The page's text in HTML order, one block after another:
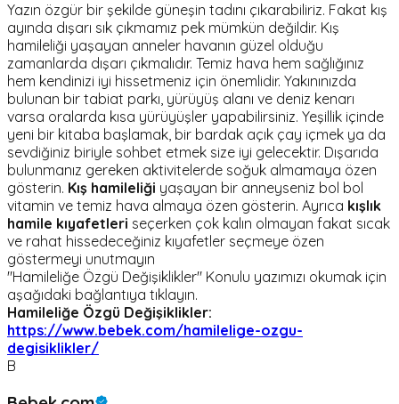
Yazın özgür bir şekilde güneşin tadını çıkarabiliriz. Fakat kış
ayında dışarı sık çıkmamız pek mümkün değildir. Kış
hamileliği yaşayan anneler havanın güzel olduğu
zamanlarda dışarı çıkmalıdır. Temiz hava hem sağlığınız
hem kendinizi iyi hissetmeniz için önemlidir. Yakınınızda
bulunan bir tabiat parkı, yürüyüş alanı ve deniz kenarı
varsa oralarda kısa yürüyüşler yapabilirsiniz. Yeşillik içinde
yeni bir kitaba başlamak, bir bardak açık çay içmek ya da
sevdiğiniz biriyle sohbet etmek size iyi gelecektir. Dışarıda
bulunmanız gereken aktivitelerde soğuk almamaya özen
gösterin. Kış hamileliği yaşayan bir anneyseniz bol bol
vitamin ve temiz hava almaya özen gösterin. Ayrıca kışlık
hamile kıyafetleri seçerken çok kalın olmayan fakat sıcak
ve rahat hissedeceğiniz kıyafetler seçmeye özen
göstermeyi unutmayın
"Hamileliğe Özgü Değişiklikler" Konulu yazımızı okumak için
aşağıdaki bağlantıya tıklayın.
Hamileliğe Özgü Değişiklikler:
https://www.bebek.com/hamilelige-ozgu-
degisiklikler/
B